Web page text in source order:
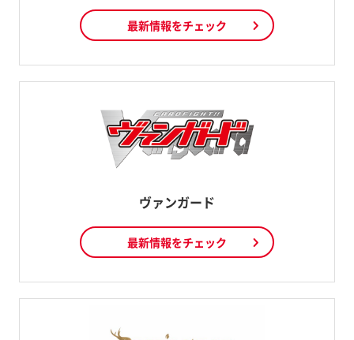
最新情報をチェック
ヴァンガード
最新情報をチェック